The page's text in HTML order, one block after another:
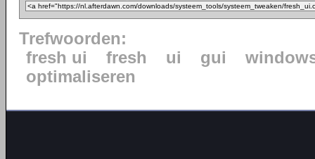
Trefwoorden:
fresh ui
fresh ui gui
optimaliseren